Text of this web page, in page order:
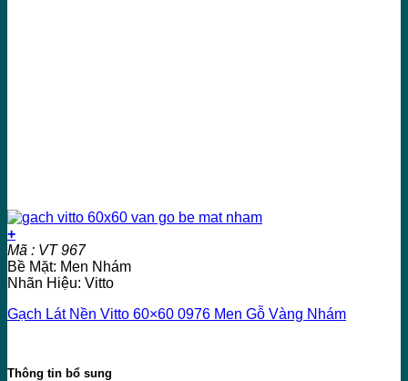
+
Mã : VT 967
Bề Mặt: Men Nhám
Nhãn Hiệu: Vitto
Gạch Lát Nền Vitto 60×60 0976 Men Gỗ Vàng Nhám
Thông tin bổ sung